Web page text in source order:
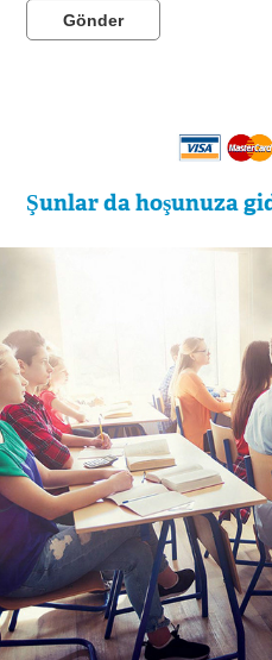
Gönder
Şunlar da hoşunuza
Özel Ataşehir Karar
İstanbul Reklam